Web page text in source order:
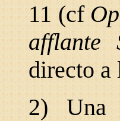
11 (cf
directo a
2) Una